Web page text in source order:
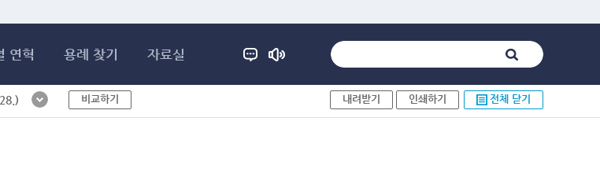
연혁 용례 찾기 자료실
비교하기 내려받기 인쇄하기 전체 닫기